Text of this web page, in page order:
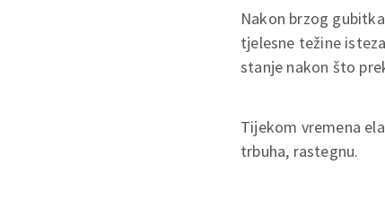
Nakon brzog
tjelesne težine
stanje nakon što
Tijekom vremena
trbuha, rastegnu.